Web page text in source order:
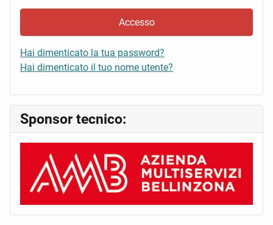
Accesso
Hai dimenticato la tua password?
Hai dimenticato il tuo nome utente?
Sponsor tecnico: